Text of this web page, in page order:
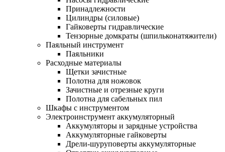
Принадлежности
Цилиндры (силовые)
Гайковерты гидравлические
Тензорные домкраты (шпильконатяжители)
Паяльный инструмент
Паяльники
Расходные материалы
Щетки зачистные
Полотна для ножовок
Зачистные и отрезные круги
Полотна для сабельных пил
Шкафы с инструментом
Электроинструмент аккумуляторный
Аккумуляторы и зарядные устройства
Аккумуляторные гайковерты
Дрели-шуруповерты аккумуляторные